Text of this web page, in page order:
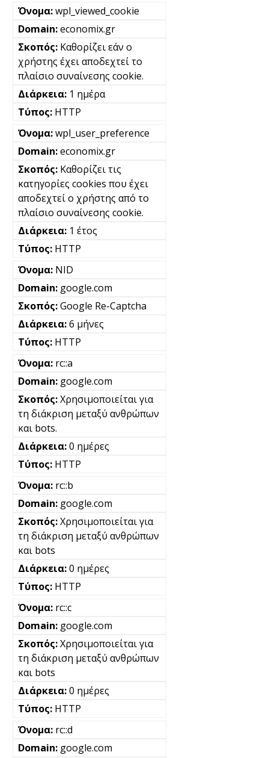
wpl_viewed_cookie
economix.gr
Καθορίζει εάν ο
χρήστης έχει αποδεχτεί το
πλαίσιο συναίνεσης cookie.
1 ημέρα
HTTP
wpl_user_preference
economix.gr
Καθορίζει τις
κατηγορίες cookies που έχει
αποδεχτεί ο χρήστης από το
πλαίσιο συναίνεσης cookie.
1 έτος
HTTP
NID
google.com
Google Re-Captcha
6 μήνες
HTTP
rc::a
google.com
Χρησιμοποιείται για
τη διάκριση μεταξύ ανθρώπων
και bots.
0 ημέρες
HTTP
rc::b
google.com
Χρησιμοποιείται για
τη διάκριση μεταξύ ανθρώπων
και bots
0 ημέρες
HTTP
rc::c
google.com
Χρησιμοποιείται για
τη διάκριση μεταξύ ανθρώπων
και bots
0 ημέρες
HTTP
rc::d
google.com